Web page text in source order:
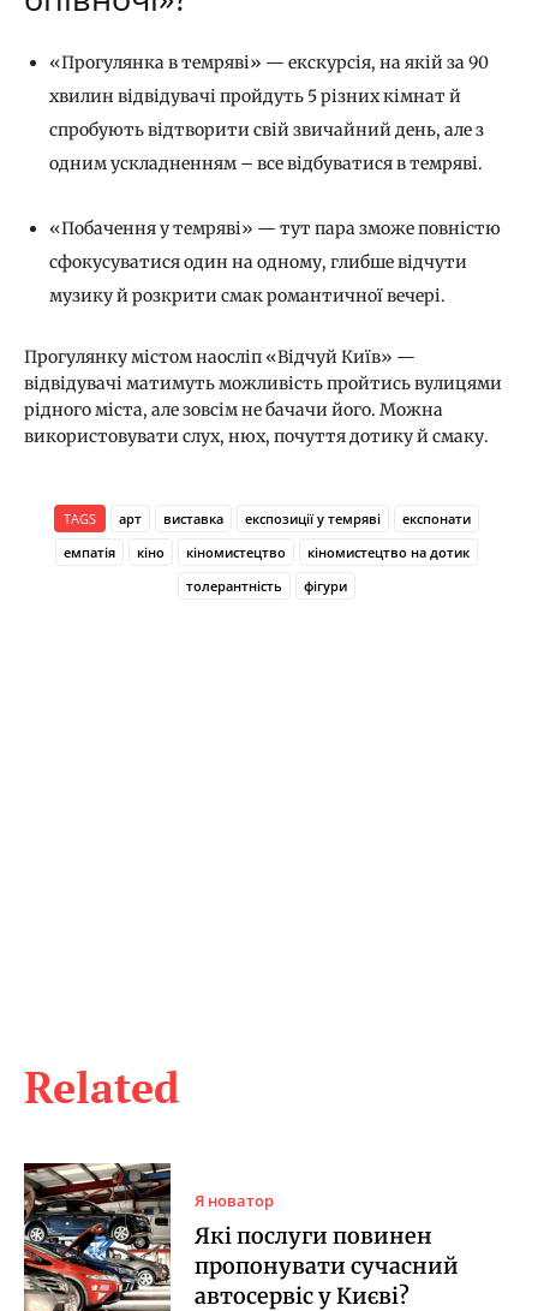
Related
Я новатор
Які послуги повинен
пропонувати сучасний
автосервіс у Києві?
«Прогулянка в темряві» — екскурсія, на якій за 90
хвилин відвідувачі пройдуть 5 різних кімнат й
спробують відтворити свій звичайний день, але з
одним ускладненням – все відбуватися в темряві.
«Побачення у темряві» — тут пара зможе повністю
сфокусуватися один на одному, глибше відчути
музику й розкрити смак романтичної вечері.
Прогулянку містом наосліп «Відчуй Київ» —
відвідувачі матимуть можливість пройтись вулицями
рідного міста, але зовсім не бачачи його. Можна
використовувати слух, нюх, почуття дотику й смаку.
TAGS арт виставка експозиції у темряві
експонати
емпатія
кіно кіномистецтво
кіномистецтво на дотик
толерантність
фігури